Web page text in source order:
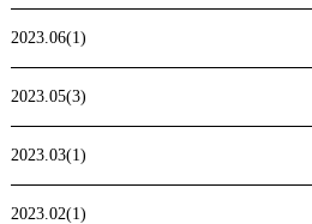
2023.06(1)
2023.05(3)
2023.03(1)
2023.02(1)